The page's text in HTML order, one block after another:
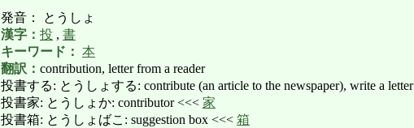
発音： とうしょ
漢字： 投 , 書
キーワード： 本
翻訳： contribution, letter from a reader
投書する: とうしょする: contribute (an article to the newspaper), write a letter
投書家: とうしょか: contributor <<< 家
投書箱: とうしょばこ: suggestion box <<< 箱